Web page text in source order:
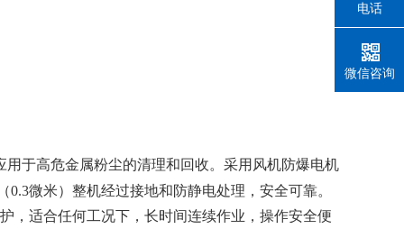
于高危金属粉尘的清理和回收。采用风机防爆电机
微米）整机经过接地和防静电处理，安全可靠。
，适合任何工况下，长时间连续作业，操作安全便
电话
微信咨询